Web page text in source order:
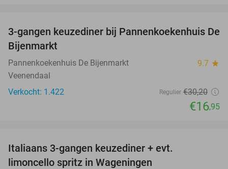
44%
3-gangen keuzediner bij Pannenkoekenhuis De
Bijenmarkt
Pannenkoekenhuis De Bijenmarkt 9.7 star
Veenendaal
Verkocht: 1.422
Regulier €30,20
€16,95
Italiaans 3-gangen keuzediner + evt.
limoncello spritz in Wageningen